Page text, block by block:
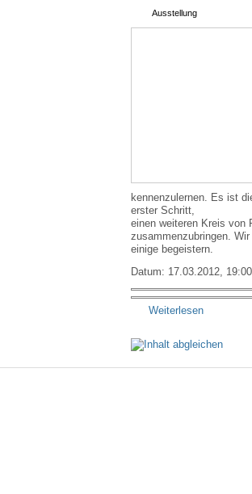
Ausstellung
kennenzulernen. Es ist
erster Schritt,
einen weiteren Kreis von
zusammenzubringen.
einige begeistern.
Datum: 17.03.2012, 19:00
Weiterlesen